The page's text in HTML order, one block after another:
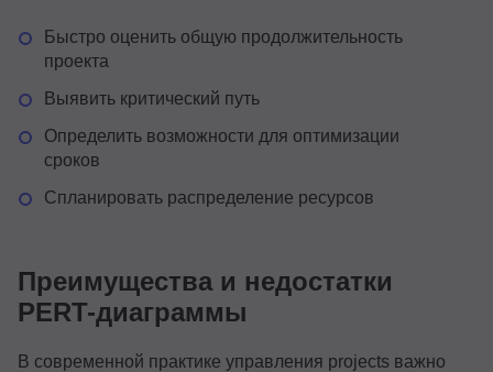
Быстро оценить общую продолжительность
проекта
Выявить критический путь
Определить возможности для оптимизации
сроков
Спланировать распределение ресурсов
Преимущества и недостатки
PERT-диаграммы
В современной практике управления projects важно